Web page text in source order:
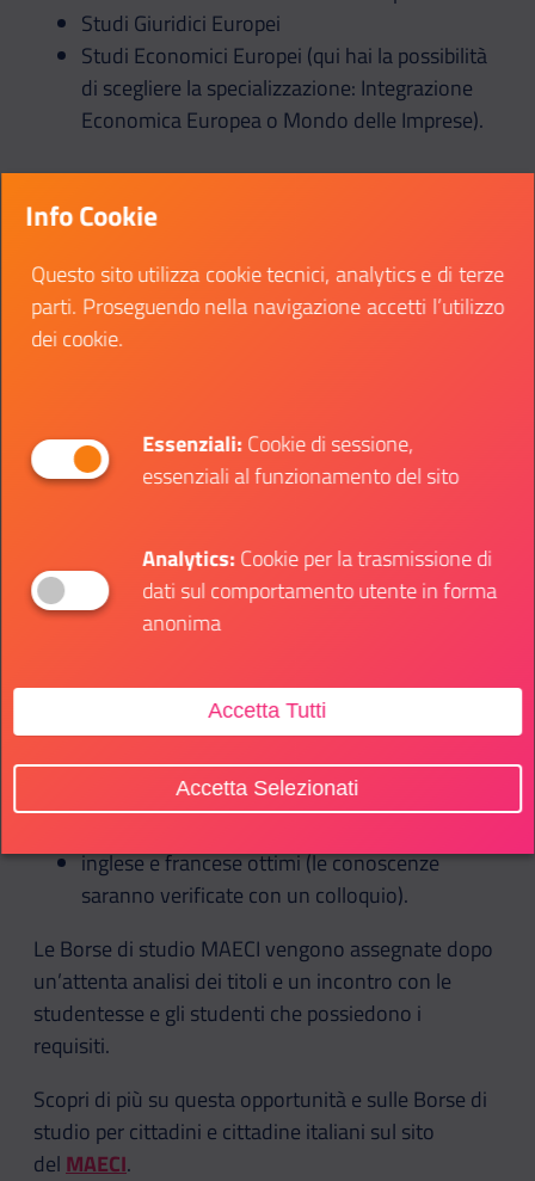
Studi Giuridici Europei
Studi Economici Europei (qui hai la possibilità
di scegliere la specializzazione: Integrazione
Economica Europea o Mondo delle Imprese).
Nel campus di Natolin, inoltre, è stato inaugurato
un nuovo Master in Studi interdisciplinari europei –
dimensione interna ed esterna dell’Unione Europea.
I requisiti richiesti per presentare la domanda sono:
cittadinanza italiana
Laurea magistrale o triennale con un master di
se non ancora in possesso di Laurea, la
discussione della tesi deve avvenire prima
dell’inizio dei corsi
inglese e francese ottimi (le conoscenze
saranno verificate con un colloquio).
Le Borse di studio MAECI vengono assegnate dopo
un’attenta analisi dei titoli e un incontro con le
studentesse e gli studenti che possiedono i
requisiti.
Scopri di più su questa opportunità e sulle Borse di
studio per cittadini e cittadine italiani sul sito
del MAECI.
Info Cookie
Questo sito utilizza cookie tecnici, analytics e di terze
parti. Proseguendo nella navigazione accetti l’utilizzo
dei cookie.
Essenziali:Cookie di sessione,
essenziali al funzionamento del sito
Analytics:Cookie per la trasmissione di
dati sul comportamento utente in forma
anonima
Accetta Tutti
Accetta Selezionati